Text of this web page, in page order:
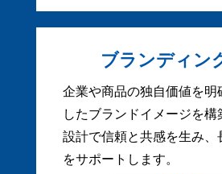
ブランディン
企業や商品の独自価値を明
したブランドイメージを構
設計で信頼と共感を生み、
をサポートします。